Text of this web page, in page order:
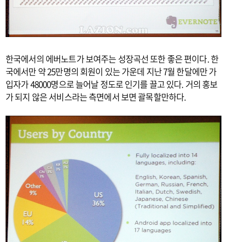
한국에서의 에버노트가 보여주는 성장곡선 또한 좋은 편이다. 한
국에서만 약 25만명의 회원이 있는 가운데 지난 7월 한달에만 가
입자가 48000명으로 늘어날 정도로 인기를 끌고 있다. 거의 홍보
가 되지 않은 서비스라는 측면에서 보면 괄목할만하다.